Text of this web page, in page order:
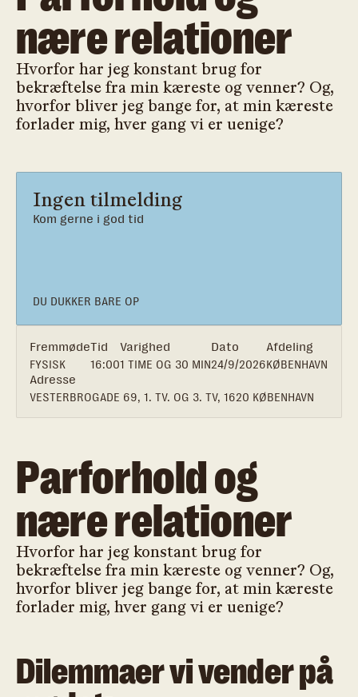
Parforhold og
nære relationer
Hvorfor har jeg konstant brug for
bekræftelse fra min kæreste og venner? Og,
hvorfor bliver jeg bange for, at min kæreste
forlader mig, hver gang vi er uenige?
Dilemmaer vi vender på
nære relationer
Hvorfor har jeg konstant brug for
bekræftelse fra min kæreste og venner? Og,
hvorfor bliver jeg bange for, at min kæreste
forlader mig, hver gang vi er uenige?
DU DUKKER BARE OP
Ingen tilmelding
Kom gerne i god tid
Fremmøde
FYSISK
Tid
16:00
Varighed
1 TIME OG 30 MIN
Dato
24/9/2026
Afdeling
KØBENHAVN
Adresse
VESTERBROGADE 69, 1. TV. OG 3. TV, 1620 KØBENHAVN